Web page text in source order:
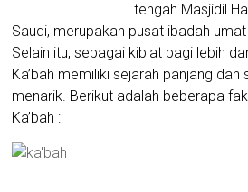
tengah Masjidil
Saudi, merupakan pusat ibadah
Selain itu, sebagai kiblat bagi lebih
Ka’bah memiliki sejarah panjang dan
menarik. Berikut adalah beberapa
Ka’bah :